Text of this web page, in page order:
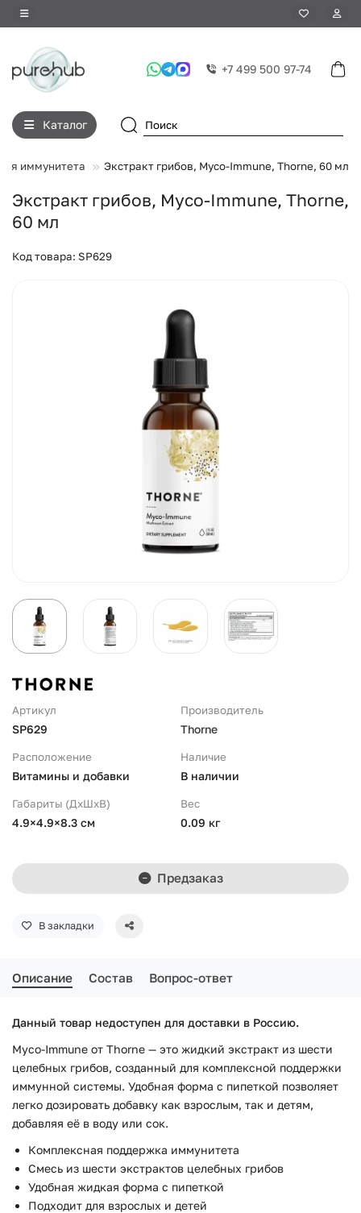
+7 499 500 97-74
Каталог
иммунитета Экстракт грибов, Myco-Immune, Thorne, 60 мл
Экстракт грибов, Myco-Immune, Thorne,
60 мл
Код товара: SP629
Артикул
SP629
Производитель
Thorne
Расположение
Витамины и добавки
Наличие
В наличии
Габариты (ДхШхВ)
4.9×4.9×8.3 см
Вес
0.09 кг
Предзаказ
В закладки
Описание Состав Вопрос-ответ
Данный товар недоступен для доставки в Россию.
Myco-Immune от Thorne — это жидкий экстракт из шести
целебных грибов, созданный для комплексной поддержки
иммунной системы. Удобная форма с пипеткой позволяет
легко дозировать добавку как взрослым, так и детям,
добавляя её в воду или сок.
Комплексная поддержка иммунитета
Смесь из шести экстрактов целебных грибов
Удобная жидкая форма с пипеткой
Подходит для взрослых и детей